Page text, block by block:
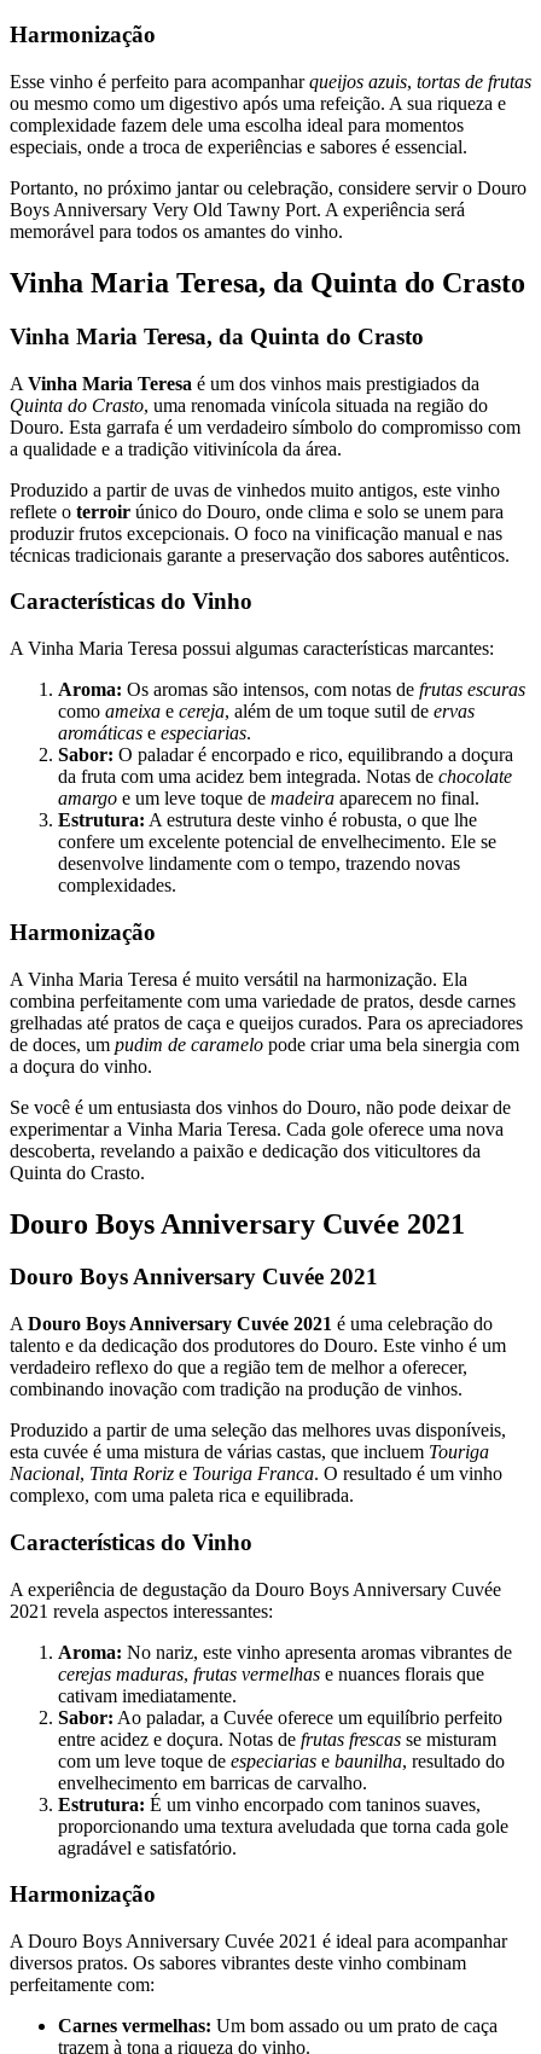
Harmonização
Esse vinho é perfeito para acompanharqueijos azuis, tortas de frutas
ou mesmo como um digestivo após uma refeição. A sua riqueza e
complexidade fazem dele uma escolha ideal para momentos
especiais, onde a troca de experiências e sabores é essencial.
Portanto, no próximo jantar ou celebração, considere servir o Douro
Boys Anniversary Very Old Tawny Port. A experiência será
memorável para todos os amantes do vinho.
Vinha Maria Teresa, da Quinta do Crasto
Vinha Maria Teresa, da Quinta do Crasto
A Vinha Maria Teresa é um dos vinhos mais prestigiados da
Quinta do Crasto, uma renomada vinícola situada na região do
Douro. Esta garrafa é um verdadeiro símbolo do compromisso com
a qualidade e a tradição vitivinícola da área.
Produzido a partir de uvas de vinhedos muito antigos, este vinho
reflete o terroir único do Douro, onde clima e solo se unem para
produzir frutos excepcionais. O foco na vinificação manual e nas
técnicas tradicionais garante a preservação dos sabores autênticos.
Características do Vinho
A Vinha Maria Teresa possui algumas características marcantes:
Aroma: Os aromas são intensos, com notas de frutas escuras
como ameixa e cereja, além de um toque sutil de ervas
aromáticas e especiarias.
Sabor: O paladar é encorpado e rico, equilibrando a doçura
da fruta com uma acidez bem integrada. Notas de chocolate
amargo e um leve toque de madeira aparecem no final.
Estrutura: A estrutura deste vinho é robusta, o que lhe
confere um excelente potencial de envelhecimento. Ele se
desenvolve lindamente com o tempo, trazendo novas
complexidades.
Harmonização
A Vinha Maria Teresa é muito versátil na harmonização. Ela
combina perfeitamente com uma variedade de pratos, desde carnes
grelhadas até pratos de caça e queijos curados. Para os apreciadores
de doces, um pudim de caramelo pode criar uma bela sinergia com
a doçura do vinho.
Se você é um entusiasta dos vinhos do Douro, não pode deixar de
experimentar a Vinha Maria Teresa. Cada gole oferece uma nova
descoberta, revelando a paixão e dedicação dos viticultores da
Quinta do Crasto.
Douro Boys Anniversary Cuvée 2021
Douro Boys Anniversary Cuvée 2021
A Douro Boys Anniversary Cuvée 2021 é uma celebração do
talento e da dedicação dos produtores do Douro. Este vinho é um
verdadeiro reflexo do que a região tem de melhor a oferecer,
combinando inovação com tradição na produção de vinhos.
Produzido a partir de uma seleção das melhores uvas disponíveis,
esta cuvée é uma mistura de várias castas, que incluem Touriga
Nacional, Tinta Roriz e Touriga Franca. O resultado é um vinho
complexo, com uma paleta rica e equilibrada.
Características do Vinho
A experiência de degustação da Douro Boys Anniversary Cuvée
2021 revela aspectos interessantes:
Aroma: No nariz, este vinho apresenta aromas vibrantes de
cerejas maduras, frutas vermelhas e nuances florais que
cativam imediatamente.
Sabor: Ao paladar, a Cuvée oferece um equilíbrio perfeito
entre acidez e doçura. Notas de frutas frescas se misturam
com um leve toque de especiarias e baunilha, resultado do
envelhecimento em barricas de carvalho.
Estrutura: É um vinho encorpado com taninos suaves,
proporcionando uma textura aveludada que torna cada gole
agradável e satisfatório.
Harmonização
A Douro Boys Anniversary Cuvée 2021 é ideal para acompanhar
diversos pratos. Os sabores vibrantes deste vinho combinam
perfeitamente com:
Carnes vermelhas: Um bom assado ou um prato de caça
trazem à tona a riqueza do vinho.